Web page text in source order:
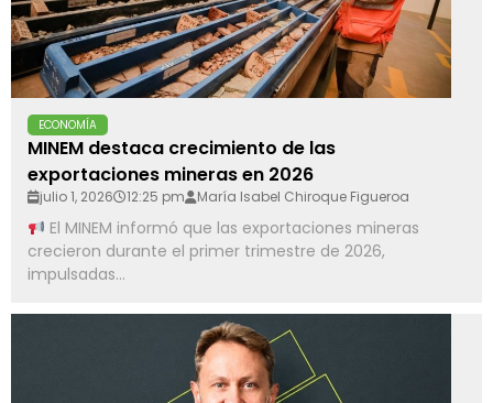
ECONOMÍA
MINEM destaca crecimiento de las
exportaciones mineras en 2026
julio 1, 2026 12:25 pm María Isabel Chiroque Figueroa
El MINEM informó que las exportaciones mineras
crecieron durante el primer trimestre de 2026,
impulsadas...